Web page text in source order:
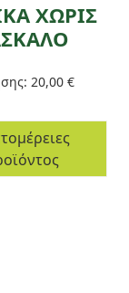
ΧΩΡΙΣ
20,00 €